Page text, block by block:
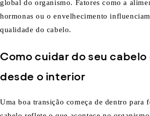
global do organismo. Fatores como a
hormonas ou o envelhecimento
qualidade do cabelo.
Como cuidar do seu cabelo
desde o interior
Uma boa transição começa de dentro para